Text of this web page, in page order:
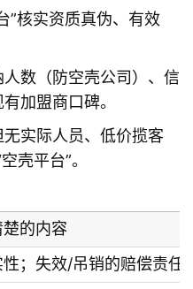
”核实资质真伪、有效
人数（防空壳公司）、信
加盟商口碑。
实际人员、低价揽客
壳平台”。
的内容
；失效/吊销的赔偿责任